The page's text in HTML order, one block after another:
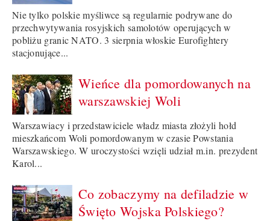
Nie tylko polskie myśliwce są regularnie podrywane do
przechwytywania rosyjskich samolotów operujących w
pobliżu granic NATO. 3 sierpnia włoskie Eurofightery
stacjonujące...
Wieńce dla pomordowanych na
warszawskiej Woli
Warszawiacy i przedstawiciele władz miasta złożyli hołd
mieszkańcom Woli pomordowanym w czasie Powstania
Warszawskiego. W uroczystości wzięli udział m.in. prezydent
Karol...
Co zobaczymy na defiladzie w
Święto Wojska Polskiego?